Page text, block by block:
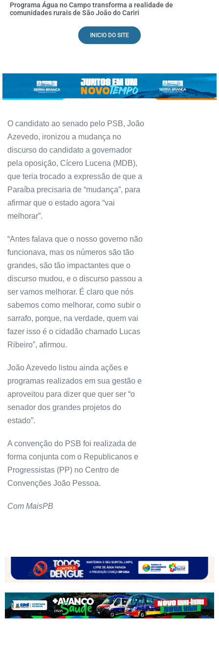
Programa Água no Campo transforma a realidade de
comunidades rurais de São João do Cariri
INICIO DO SITE
O candidato ao senado pelo PSB, João
Azevedo, ironizou a mudança no
discurso do candidato a governador
pela oposição, Cícero Lucena (MDB),
que teria trocado a expressão de que a
Paraíba precisaria de “mudança”, para
afirmar que o estado agora “vai
melhorar”.
“Antes falava que o nosso governo não
funcionava, mas os números são tão
grandes, são tão impactantes que o
discurso mudou, e o discurso passou a
ser vamos melhorar. É claro que nós
sabemos como melhorar, como subir o
sarrafo, porque, na verdade, quem vai
fazer isso é o cidadão chamado Lucas
Ribeiro”, afirmou.
João Azevedo listou ainda ações e
programas realizados em sua gestão e
aproveitou para dizer que quer ser “o
senador dos grandes projetos do
estado”.
A convenção do PSB foi realizada de
forma conjunta com o Republicanos e
Progressistas (PP) no Centro de
Convenções João Pessoa.
Com MaisPB